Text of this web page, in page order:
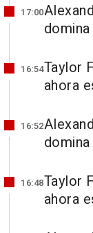
17:00
16:54Taylor
ahora
16:52
16:48Taylor
ahora